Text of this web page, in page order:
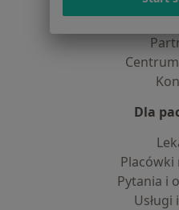
O
Dla
Placówki
Pytania i
Usługi